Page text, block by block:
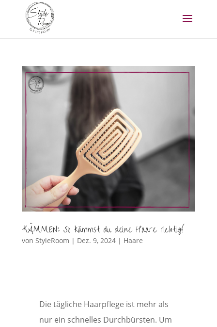
KÄMMEN: So kämmst du deine Haare richtig!
von StyleRoom | Dez. 9, 2024| Haare
Die tägliche Haarpflege ist mehr als
nur ein schnelles Durchbürsten. Um